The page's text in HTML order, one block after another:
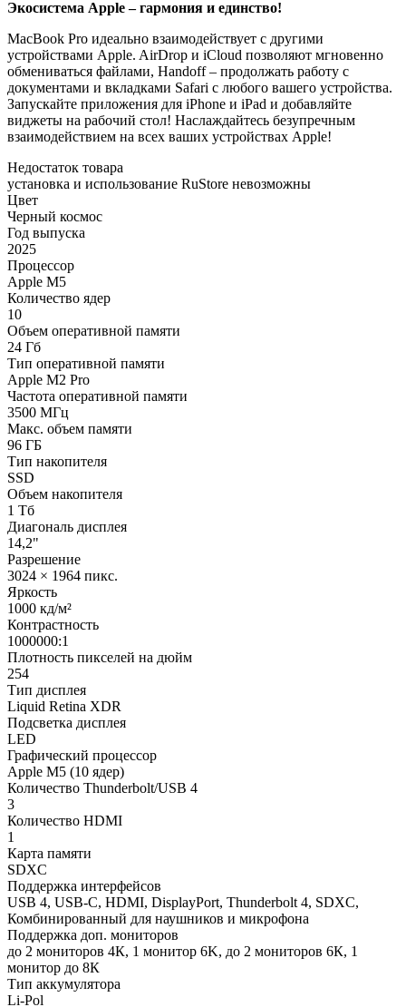
Экосистема Apple – гармония и единство!
MacBook Pro идеально взаимодействует с другими
устройствами Apple. AirDrop и iCloud позволяют мгновенно
обмениваться файлами, Handoff – продолжать работу с
документами и вкладками Safari с любого вашего устройства.
Запускайте приложения для iPhone и iPad и добавляйте
виджеты на рабочий стол! Наслаждайтесь безупречным
взаимодействием на всех ваших устройствах Apple!
Недостаток товара
установка и использование RuStore невозможны
Цвет
Черный космос
Год выпуска
2025
Процессор
Apple M5
Количество ядер
10
Объем оперативной памяти
24 Гб
Тип оперативной памяти
Apple M2 Pro
Частота оперативной памяти
3500 МГц
Макс. объем памяти
96 ГБ
Тип накопителя
SSD
Объем накопителя
1 Тб
Диагональ дисплея
14,2"
Разрешение
3024 × 1964 пикс.
Яркость
1000 кд/м²
Контрастность
1000000:1
Плотность пикселей на дюйм
254
Тип дисплея
Liquid Retina XDR
Подсветка дисплея
LED
Графический процессор
Apple M5 (10 ядер)
Количество Thunderbolt/USB 4
3
Количество HDMI
1
Карта памяти
SDXC
Поддержка интерфейсов
USB 4, USB-C, HDMI, DisplayPort, Thunderbolt 4, SDXC,
Комбинированный для наушников и микрофона
Поддержка доп. мониторов
до 2 мониторов 4К, 1 монитор 6K, до 2 мониторов 6К, 1
монитор до 8К
Тип аккумулятора
Li-Pol